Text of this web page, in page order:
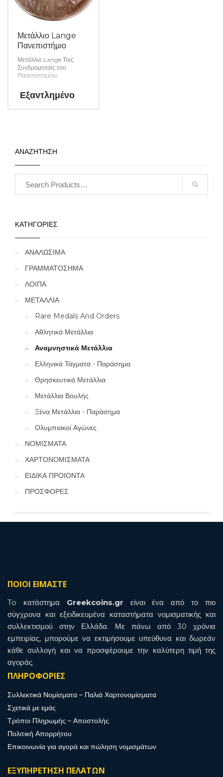
Μετάλλιο Lange
Πανεπιστήμιο
Μετάλλιο Lange Τοις
Συνδρομηταίς του
Πανεπιστημίου
Εξαντλημένο
ΑΝΑΖΗΤΗΣΗ
ΚΑΤΗΓΟΡΙΕΣ
ΑΝΑΛΩΣΙΜΑ
ΓΡΑΜΜΑΤΟΣΗΜΑ
ΛΟΙΠΑ
ΜΕΤΑΛΛΙΑ
Rare Medals And Orders
Αθλητικά Μετάλλια
Αναμνηστικά Μετάλλια
Ελληνικά Τάγματα - Παράσημα
Θρησκευτικά Μετάλλια
Μετάλλια Βουλής
Ξένα Μετάλλια - Παράσημα
Ολυμπιακοί Αγώνες
ΝΟΜΙΣΜΑΤΑ
ΧΑΡΤΟΝΟΜΙΣΜΑΤΑ
ΕΙΔΙΚΑ ΠΡΟΙΟΝΤΑ
ΠΡΟΣΦΟΡΕΣ
ΠΟΙΟΙ ΕΙΜΑΣΤΕ
To κατάστημα Greekcoins.gr είναι ένα από το πιο
σύγχρονα και εξειδικευμένα καταστήματα νομισματικής και
συλλεκτισμού στην Ελλάδα. Με πάνω από 30 χρόνια
εμπειρίας, μπορούμε να εκτιμήσουμε υπεύθυνα και δωρεάν
κάθε συλλογή και να προσφέρουμε την καλύτερη τιμή της
αγοράς.
ΠΛΗΡΟΦΟΡΙΕΣ
Συλλεκτικά Νομίσματα – Παλιά Χαρτονομίσματα
Σχετικά με εμάς
Τρόποι Πληρωμής – Αποστολής
Πολιτική Απορρήτου
Επικοινωνία για αγορά και πώληση νομισμάτων
ΕΞΥΠΗΡΕΤΗΣΗ ΠΕΛΑΤΩΝ